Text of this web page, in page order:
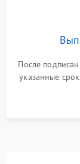
После
указанные